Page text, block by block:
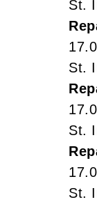
St.
St.
St.
St.